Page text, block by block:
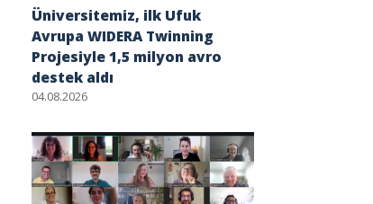
Üniversitemiz, ilk Ufuk
Avrupa WIDERA Twinning
Projesiyle 1,5 milyon avro
destek aldı
04.08.2026